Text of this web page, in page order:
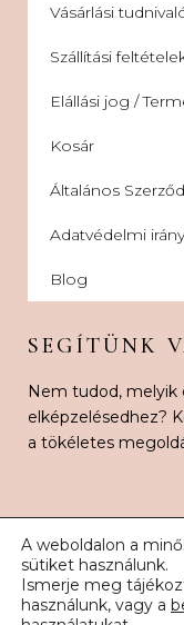
Vásárlási
Szállítási
Elállási jog /
Kosár
Általános
Adatvédelmi
Blog
SEGÍTÜNK
Nem tudod, melyik
elképzelésedhez?
a tökéletes
© 2026 Karnak
A weboldalon a
sütiket használunk.
Ismerje meg
használunk, vagy a